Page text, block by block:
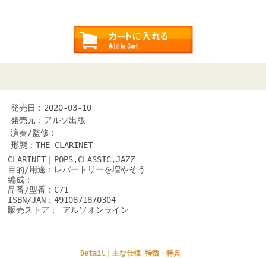
発売日：2020-03-10
発売元：アルソ出版
演奏/監修：
形態：THE CLARINET
CLARINET｜POPS,CLASSIC,JAZZ
目的/用途：レパートリーを増やそう
編成：
品番/型番：C71
ISBN/JAN：4910871870304
販売ストア： アルソオンライン
Detail｜主な仕様│特徴・特典